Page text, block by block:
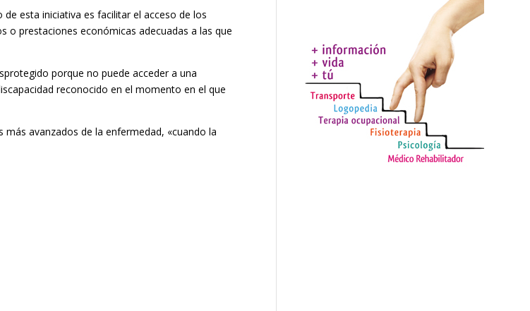
esta iniciativa es facilitar el acceso de los
o prestaciones económicas adecuadas a las que
porque no puede acceder a una
reconocido en el momento en el que
avanzados de la enfermedad, «cuando la